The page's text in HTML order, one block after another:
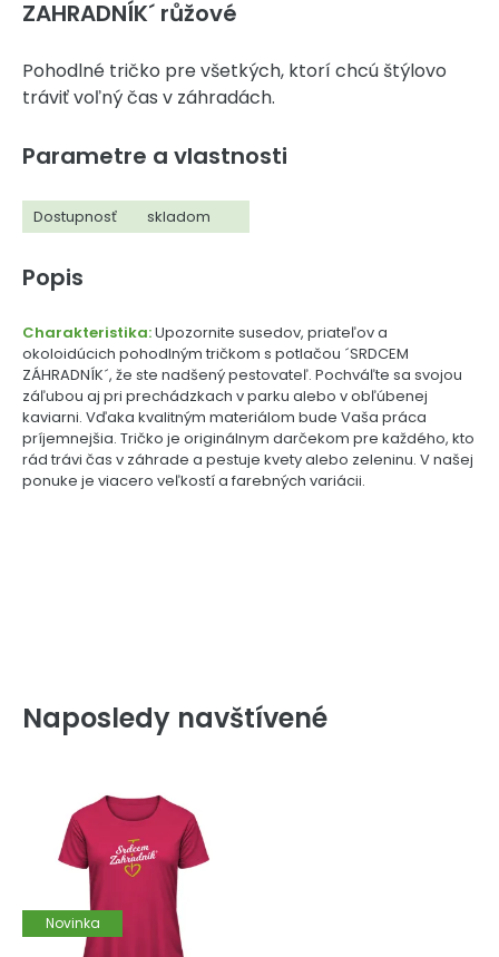
ZAHRADNÍK´ růžové
Pohodlné tričko pre všetkých, ktorí chcú štýlovo
tráviť voľný čas v záhradách.
Parametre a vlastnosti
Dostupnosť skladom
Popis
Charakteristika:Upozornite susedov, priateľov a
okoloidúcich pohodlným tričkom s potlačou ´SRDCEM
ZÁHRADNÍK´, že ste nadšený pestovateľ. Pochváľte sa svojou
záľubou aj pri prechádzkach v parku alebo v obľúbenej
kaviarni. Vďaka kvalitným materiálom bude Vaša práca
príjemnejšia. Tričko je originálnym darčekom pre každého, kto
rád trávi čas v záhrade a pestuje kvety alebo zeleninu. V našej
ponuke je viacero veľkostí a farebných variácii.
Naposledy navštívené
Novinka